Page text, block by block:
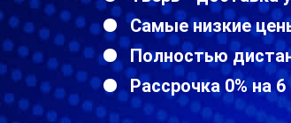
Самые низкие
Полностью
Рассрочка 0% на